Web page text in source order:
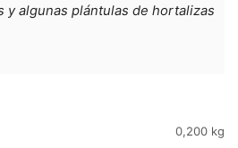
y algunas plántulas de hortalizas
0,200 kg